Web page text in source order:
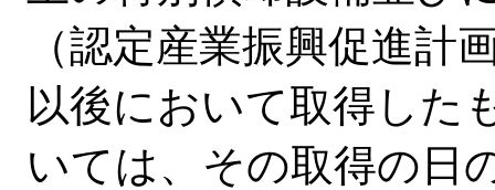
（認定産業振興促進計
以後において取得した
いては、その取得の日